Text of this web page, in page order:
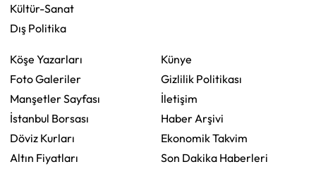
Kültür-Sanat
Dış Politika
Köşe Yazarları
Foto Galeriler
Manşetler Sayfası
İstanbul Borsası
Döviz Kurları
Altın Fiyatları
Künye
Gizlilik Politikası
İletişim
Haber Arşivi
Ekonomik Takvim
Son Dakika Haberleri